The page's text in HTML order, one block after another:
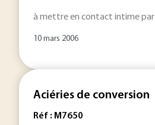
à mettre en contact intime par
10 mars 2006
Aciéries de conversion
Réf : M7650